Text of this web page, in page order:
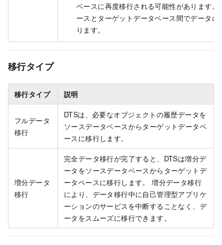
ベースに再度移行される可能性があります
ースとターゲットデータベース間でデータ
ります。
移行タイプ
移行タイプ 説明
フルデータ
移行
DTSは、必要なオブジェクトの履歴データを
ソースデータベースからターゲットデータベ
ースに移行します。
増分データ
移行
完全データ移行が完了すると、DTSは増分デ
ータをソースデータベースからターゲットデ
ータベースに移行します。 増分データ移行
により、データ移行中に自己管理型アプリケ
ーションのサービスを中断することなく、デ
ータをスムーズに移行できます。